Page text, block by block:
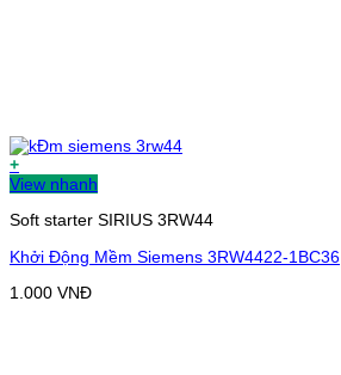
+
View nhanh
Soft starter SIRIUS 3RW44
Khởi Động Mềm Siemens 3RW4422-1BC36
1.000 VNĐ